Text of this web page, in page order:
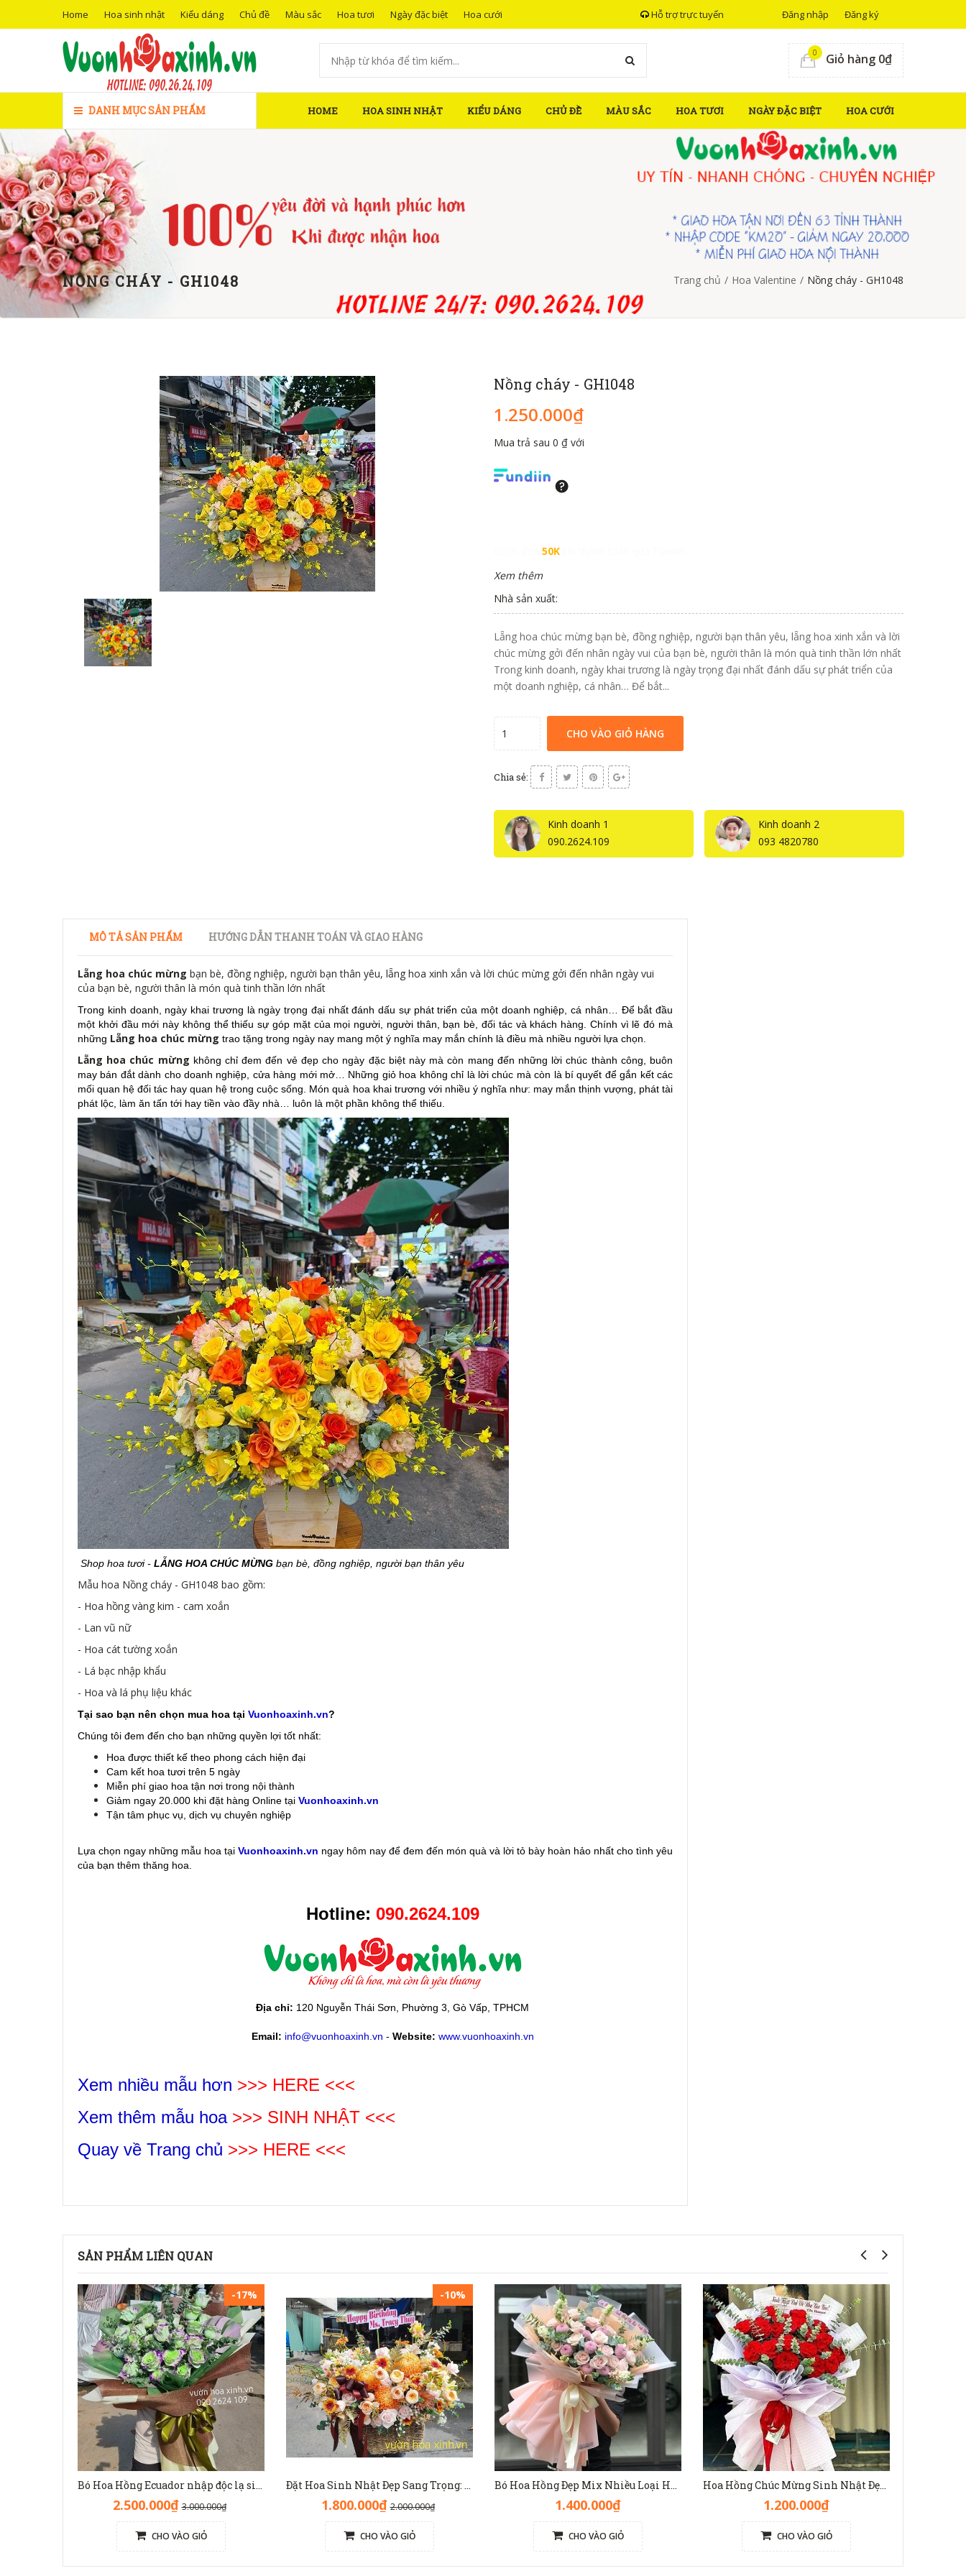
Home Hoa sinh nhật Kiểu dáng Chủ đề Màu sắc Hoa tươi Ngày đặc biệt Hoa cưới Hỗ trợ trực tuyến Đăng nhập Đăng ký
0 Giỏ hàng 0₫
DANH MỤC SẢN PHẨM HOME HOA SINH NHẬT KIỂU DÁNG CHỦ ĐỀ MÀU SẮC HOA TƯƠI NGÀY ĐẶC BIỆT HOA CƯỚI
NỒNG CHÁY - GH1048 Trang chủ / Hoa Valentine / Nồng cháy - GH1048
Nồng cháy - GH1048
1.250.000₫
Mua trả sau 0 ₫ với
50K
Xem thêm
Nhà sản xuất:
Lẵng hoa chúc mừng bạn bè, đồng nghiệp, người bạn thân yêu, lẵng hoa xinh xắn và lời
chúc mừng gởi đến nhân ngày vui của bạn bè, người thân là món quà tinh thần lớn nhất
Trong kinh doanh, ngày khai trương là ngày trọng đại nhất đánh dấu sự phát triển của
một doanh nghiệp, cá nhân… Để bắt...
CHO VÀO GIỎ HÀNG
Chia sẻ:
Kinh doanh 1
090.2624.109
Kinh doanh 2
093 4820780
MÔ TẢ SẢN PHẨM HƯỚNG DẪN THANH TOÁN VÀ GIAO HÀNG
Lẵng hoa chúc mừng bạn bè, đồng nghiệp, người bạn thân yêu, lẵng hoa xinh xắn và lời chúc mừng gởi đến nhân ngày vui
của bạn bè, người thân là món quà tinh thần lớn nhất
Trong kinh doanh, ngày khai trương là ngày trọng đại nhất đánh dấu sự phát triển của một doanh nghiệp, cá nhân… Để bắt đầu
một khởi đầu mới này không thể thiếu sự góp mặt của mọi người, người thân, bạn bè, đối tác và khách hàng. Chính vì lẽ đó mà
những Lẵng hoa chúc mừng trao tặng trong ngày nay mang một ý nghĩa may mắn chính là điều mà nhiều người lựa chọn.
Lẵng hoa chúc mừng không chỉ đem đến vẻ đẹp cho ngày đặc biệt này mà còn mang đến những lời chúc thành công, buôn
may bán đắt dành cho doanh nghiệp, cửa hàng mới mở… Những giỏ hoa không chỉ là lời chúc mà còn là bí quyết để gắn kết các
mối quan hệ đối tác hay quan hệ trong cuộc sống. Món quà hoa khai trương với nhiều ý nghĩa như: may mắn thịnh vượng, phát tài
phát lộc, làm ăn tấn tới hay tiền vào đầy nhà… luôn là một phần không thể thiếu.
Shop hoa tươi - LẴNG HOA CHÚC MỪNG bạn bè, đồng nghiệp, người bạn thân yêu
Mẫu hoa Nồng cháy - GH1048 bao gồm:
- Hoa hồng vàng kim - cam xoắn
- Lan vũ nữ
- Hoa cát tường xoắn
- Lá bạc nhập khẩu
- Hoa và lá phụ liệu khác
Tại sao bạn nên chọn mua hoa tại Vuonhoaxinh.vn?
Chúng tôi đem đến cho bạn những quyền lợi tốt nhất:
Hoa được thiết kế theo phong cách hiện đại
Cam kết hoa tươi trên 5 ngày
Miễn phí giao hoa tận nơi trong nội thành
Giảm ngay 20.000 khi đặt hàng Online tại Vuonhoaxinh.vn
Tận tâm phục vụ, dịch vụ chuyên nghiệp
Lựa chọn ngay những mẫu hoa tại Vuonhoaxinh.vn ngay hôm nay để đem đến món quà và lời tỏ bày hoàn hảo nhất cho tình yêu
của bạn thêm thăng hoa.
Hotline: 090.2624.109
Địa chỉ: 120 Nguyễn Thái Sơn, Phường 3, Gò Vấp, TPHCM
Email: info@vuonhoaxinh.vn - Website: www.vuonhoaxinh.vn
Xem nhiều mẫu hơn >>> HERE <<<
Xem thêm mẫu hoa >>> SINH NHẬT <<<
Quay về Trang chủ >>> HERE <<<
SẢN PHẨM LIÊN QUAN
-17%
Bó Hoa Hồng Ecuador nhập độc lạ sinh nhật - HB1141
2.500.000₫ 3.000.000₫
CHO VÀO GIỎ
-10%
Đặt Hoa Sinh Nhật Đẹp Sang Trọng: Lẵng Hoa Màu Nâu(Nude) - GH1093
1.800.000₫ 2.000.000₫
CHO VÀO GIỎ
Bó Hoa Hồng Đẹp Mix Nhiều Loại Hoa Màu Nhã Nhặn - HB1140
1.400.000₫
CHO VÀO GIỎ
Hoa Hồng Chúc Mừng Sinh Nhật Đẹp [Hoa Hồng Đỏ Ohara] - HB1139
1.200.000₫
CHO VÀO GIỎ